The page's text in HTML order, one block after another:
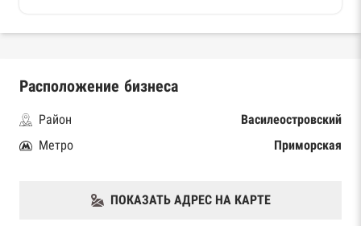
Расположение бизнеса
Район
Василеостровский
Метро
Приморская
ПОКАЗАТЬ АДРЕС НА КАРТЕ